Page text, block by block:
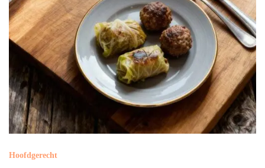
Hoofdgerecht